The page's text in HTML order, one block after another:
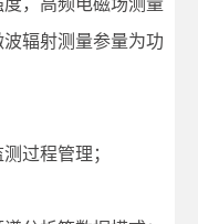
辐射测量参量为功
过程管理；